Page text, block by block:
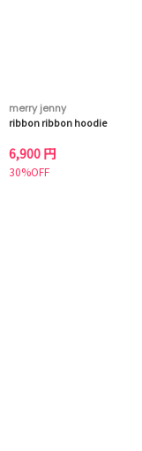
merry jenny
ribbon ribbon hoodie
6,900 円
30%OFF